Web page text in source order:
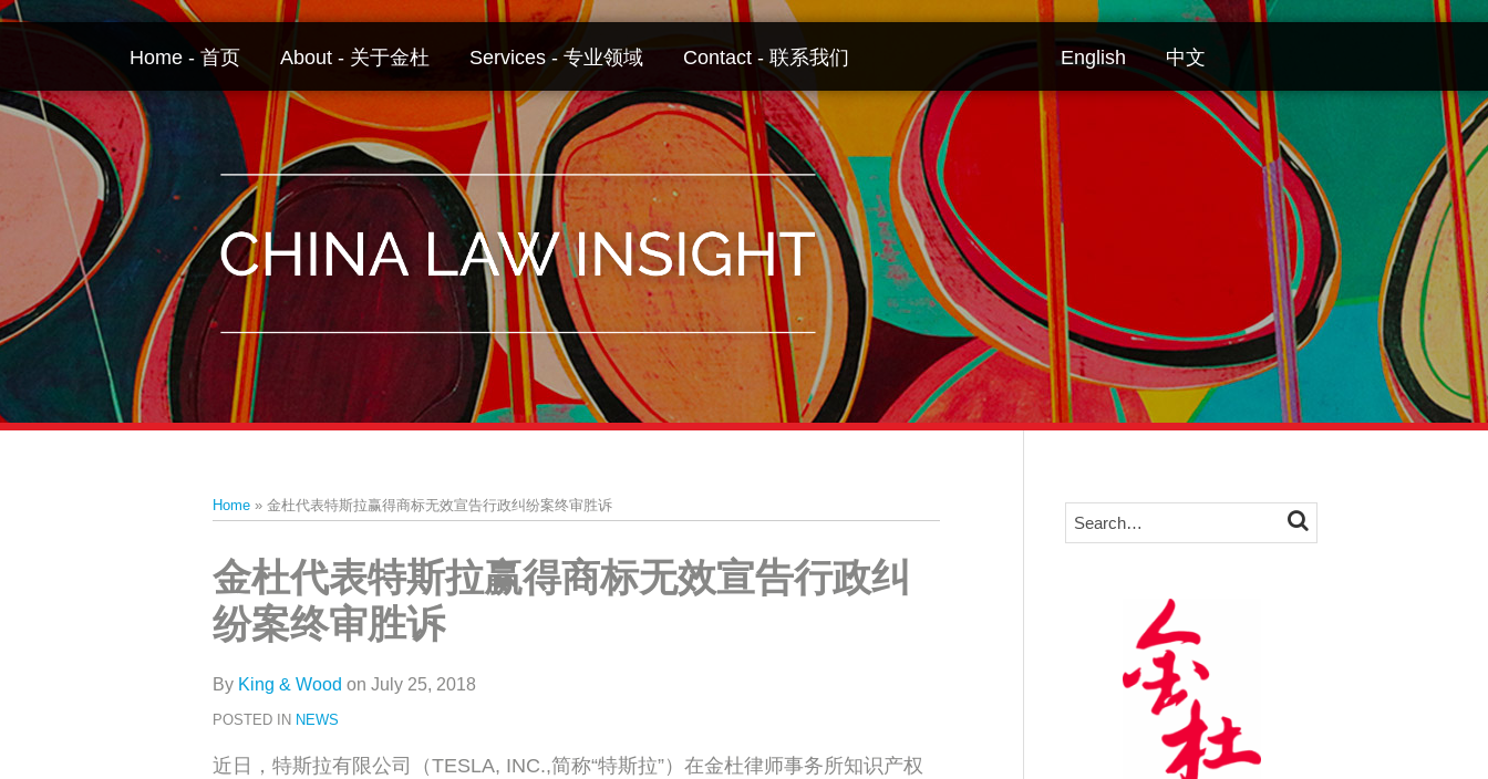
Skip
Home - 首页 About - 关于金杜 Services - 专业领域 Contact - 联系我们 English 中文
Home » 金杜代表特斯拉赢得商标无效宣告行政纠纷案终审胜诉
金杜代表特斯拉赢得商标无效宣告行政纠
纷案终审胜诉
By King & Wood on July 25, 2018
POSTED IN NEWS
近日，特斯拉有限公司（TESLA, INC.,简称“特斯拉”）在金杜律师事务所知识产权
Print:
Email
this
post
Tweet
this
post
Like
this
post
Share
this
post
LinkedIn
Search… SEARCH